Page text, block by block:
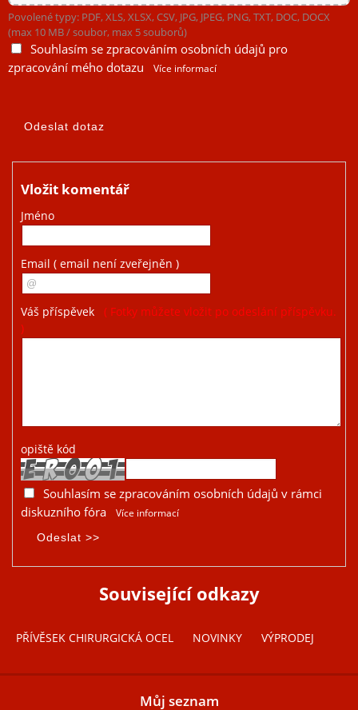
Povolené typy: PDF, XLS, XLSX, CSV, JPG, JPEG, PNG, TXT, DOC, DOCX
(max 10 MB / soubor, max 5 souborů)
Souhlasím se zpracováním osobních údajů pro
zpracování mého dotazu
Více informací
Vložit komentář
Jméno
Email ( email není zveřejněn )
Váš příspěvek
( Fotky můžete vložit po odeslání příspěvku.
)
opiště kód
Souhlasím se zpracováním osobních údajů v rámci
diskuzního fóra
Více informací
Související odkazy
PŘÍVĚSEK CHIRURGICKÁ OCEL NOVINKY VÝPRODEJ
Můj seznam